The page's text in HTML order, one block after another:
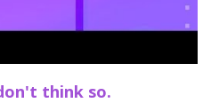
think so.